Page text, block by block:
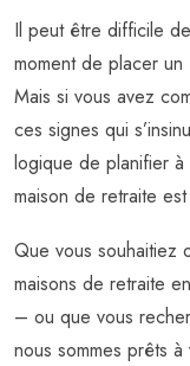
Il peut être difficile
moment de placer
Mais si vous avez
ces signes qui
logique de planifier à
maison de retraite
Que vous souhaitiez
maisons de retraite
– ou que vous
nous sommes prêts